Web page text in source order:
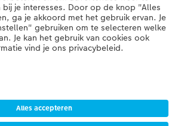
een product of bestelling, bel ons dan gerust:
tot 20:00 u | za 9:00 tot 17:00 u | zo 12:00 tot
16:00 u]
zijn alle vermelde prijzen inclusief btw en exclusief
en verzendkosten.Prijslijst